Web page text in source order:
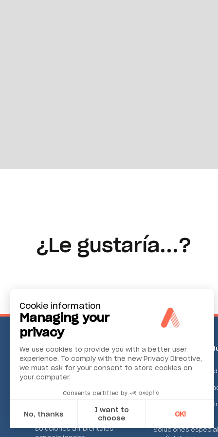
¿Le gustaría...?
Vigilancia
medioambiental
Aire ambiente
Control continuo de las emisiones
Monitoreo de ruido y vibraciones
Soluciones ambientales
Fiabilidad
Control de las
Sistemas de
Medición de
herramienta
Soluciones
Cookie information
Managing your
privacy
We use cookies to provide you with a better user
experience. To comply with the new Privacy Directive,
we must ask for your consent to store cookies on
your computer.
Consents certified by
No, thanks
I want to
choose
OK!
Axeptio consent